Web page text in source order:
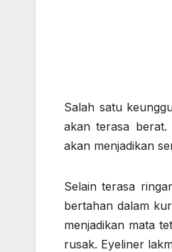
Salah satu
akan terasa
akan menjadikan
Selain terasa
bertahan dalam
menjadikan mata
rusak. Eyeliner